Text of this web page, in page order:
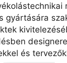
gyártására
és